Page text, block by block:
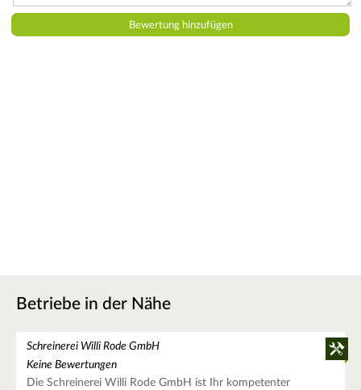
Betriebe in der Nähe
Schreinerei Willi Rode GmbH
Keine Bewertungen
Die Schreinerei Willi Rode GmbH ist Ihr kompetenter